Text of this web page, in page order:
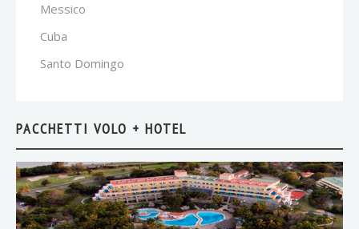
Messico
Cuba
Santo Domingo
PACCHETTI VOLO + HOTEL